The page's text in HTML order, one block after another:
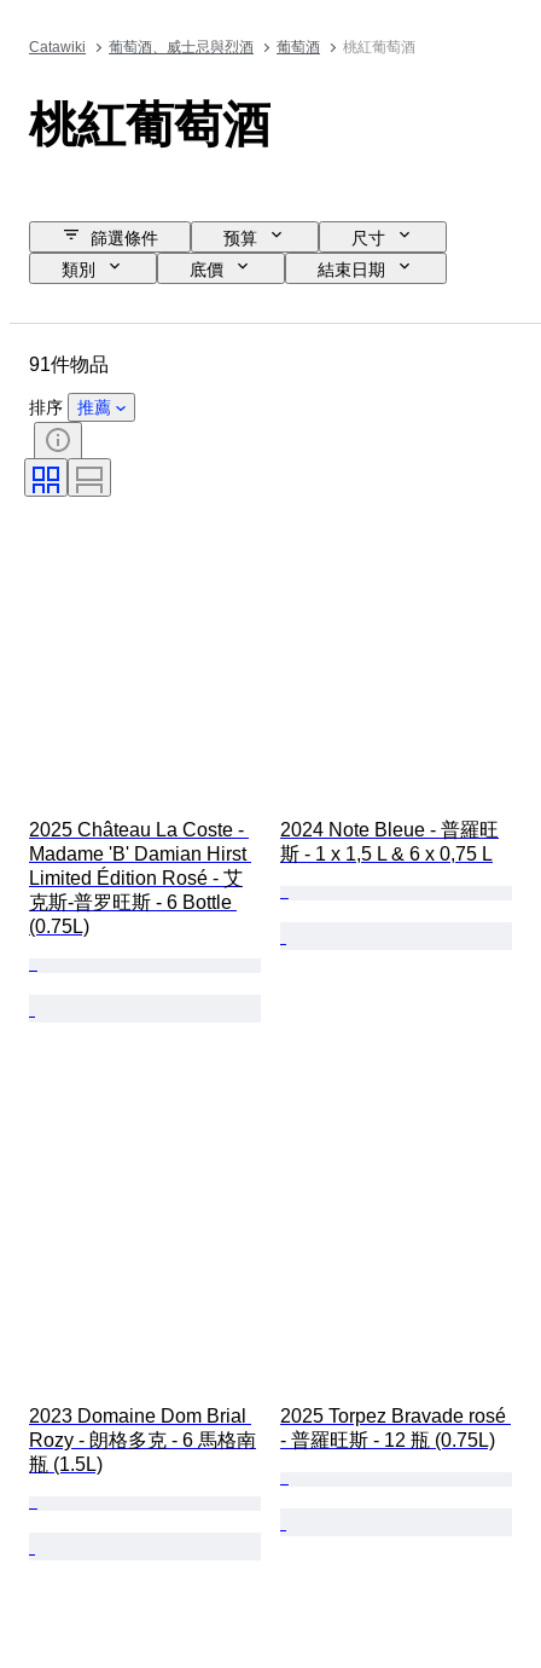
Catawiki 葡萄酒、威士忌與烈酒 葡萄酒 桃紅葡萄酒
桃紅葡萄酒
篩選條件 预算
尺寸
類別
底價
結束日期
葡萄酒產區
葡萄酒原產地命名控制／分類
Wine Fill Level
91件物品
排序 推薦
2025 Château La Coste -
Madame 'B' Damian Hirst
Limited Édition Rosé - 艾
克斯-普罗旺斯 - 6 Bottle
(0.75L)
2024 Note Bleue - 普羅旺
斯 - 1 x 1,5 L & 6 x 0,75 L
2023 Domaine Dom Brial
Rozy - 朗格多克 - 6 馬格南
瓶 (1.5L)
2025 Torpez Bravade rosé
- 普羅旺斯 - 12 瓶 (0.75L)